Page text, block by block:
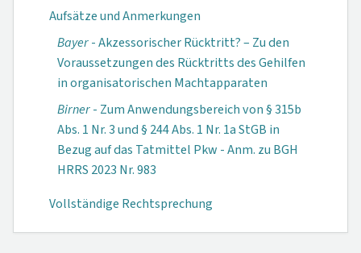
Aufsätze und Anmerkungen
Bayer- Akzessorischer Rücktritt? – Zu den
Voraussetzungen des Rücktritts des Gehilfen
in organisatorischen Machtapparaten
Birner- Zum Anwendungsbereich von § 315b
Abs. 1 Nr. 3 und § 244 Abs. 1 Nr. 1a StGB in
Bezug auf das Tatmittel Pkw - Anm. zu BGH
HRRS 2023 Nr. 983
Vollständige Rechtsprechung